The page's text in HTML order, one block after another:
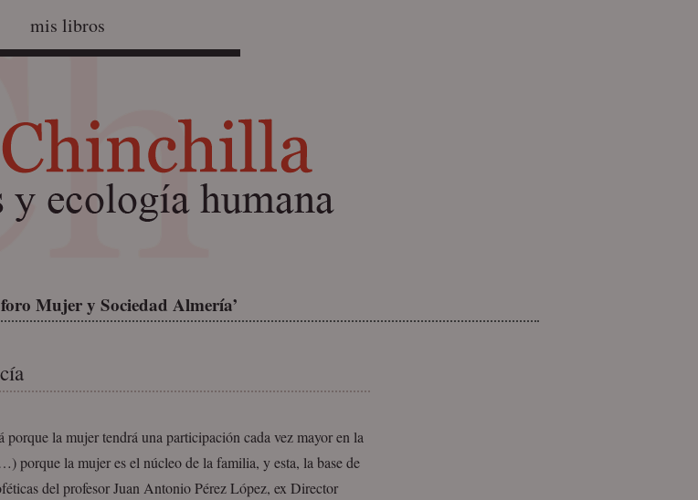
mis libros
Mujer y Sociedad Almería’
la mujer tendrá una participación cada vez mayor en la
porque la mujer es el núcleo de la familia, y esta, la base de
del profesor Juan Antonio Pérez López, ex Director